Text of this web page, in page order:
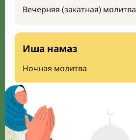
Вечерняя (закатная) молитва
Иша намаз
Ночная молитва